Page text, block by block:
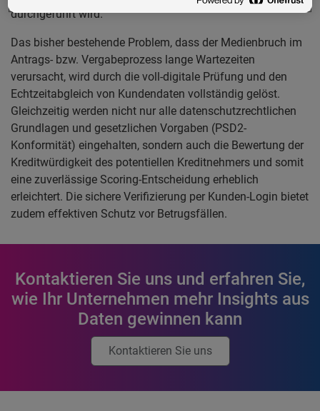
durchgeführt wird.
Das bisher bestehende Problem, dass der Medienbruch im
Antrags- bzw. Vergabeprozess lange Wartezeiten
verursacht, wird durch die voll-digitale Prüfung und den
Echtzeitabgleich von Kundendaten vollständig gelöst.
Gleichzeitig werden nicht nur alle datenschutzrechtlichen
Grundlagen und gesetzlichen Vorgaben (PSD2-
Konformität) eingehalten, sondern auch die Bewertung der
Kreditwürdigkeit des potentiellen Kreditnehmers und somit
eine zuverlässige Scoring-Entscheidung erheblich
erleichtert. Die sichere Verifizierung per Kunden-Login bietet
zudem effektiven Schutz vor Betrugsfällen.
Kontaktieren Sie uns und erfahren Sie,
wie Ihr Unternehmen mehr Insights aus
Daten gewinnen kann
Kontaktieren Sie uns